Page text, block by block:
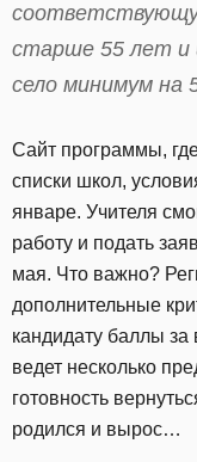
старше 55 лет и
село минимум на
Сайт программы,
списки школ,
январе. Учителя
работу и подать
мая. Что важно?
дополнительные
кандидату баллы
ведет несколько
готовность
родился и вырос…